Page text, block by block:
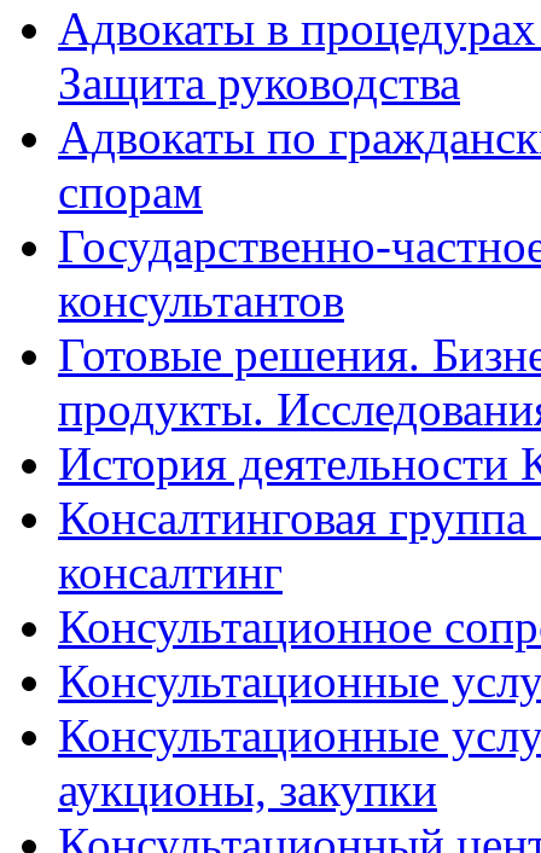
Адвокаты в
Защита руководства
Адвокаты по
спорам
Государственно-
консультантов
Готовые решения.
продукты.
История деятельности
Консалтинговая
консалтинг
Консультационное
Консультационные
Консультационные
аукционы, закупки